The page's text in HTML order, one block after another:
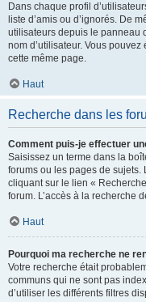
Dans chaque profil
liste d’amis ou d’ignorés. De
utilisateurs depuis le panneau
nom d’utilisateur. Vous
cette même page.
Haut
Recherche dans les
Comment puis-je effectuer
Saisissez un terme dans la
forums ou les pages de
cliquant sur le lien «
forum. L’accès à la recherche
Haut
Pourquoi ma recherche ne
Votre recherche était
communs qui ne sont pas
d’utiliser les différents filtres